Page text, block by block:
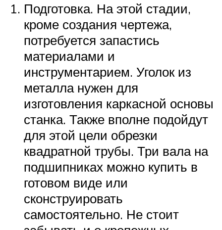
Подготовка. На этой стадии,
кроме создания чертежа,
потребуется запастись
материалами и
инструментарием. Уголок из
металла нужен для
изготовления каркасной основы
станка. Также вполне подойдут
для этой цели обрезки
квадратной трубы. Три вала на
подшипниках можно купить в
готовом виде или
сконструировать
самостоятельно. Не стоит